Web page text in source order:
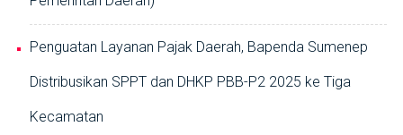
Penguatan Layanan Pajak Daerah, Bapenda Sumenep
Distribusikan SPPT dan DHKP PBB-P2 2025 ke Tiga
Kecamatan